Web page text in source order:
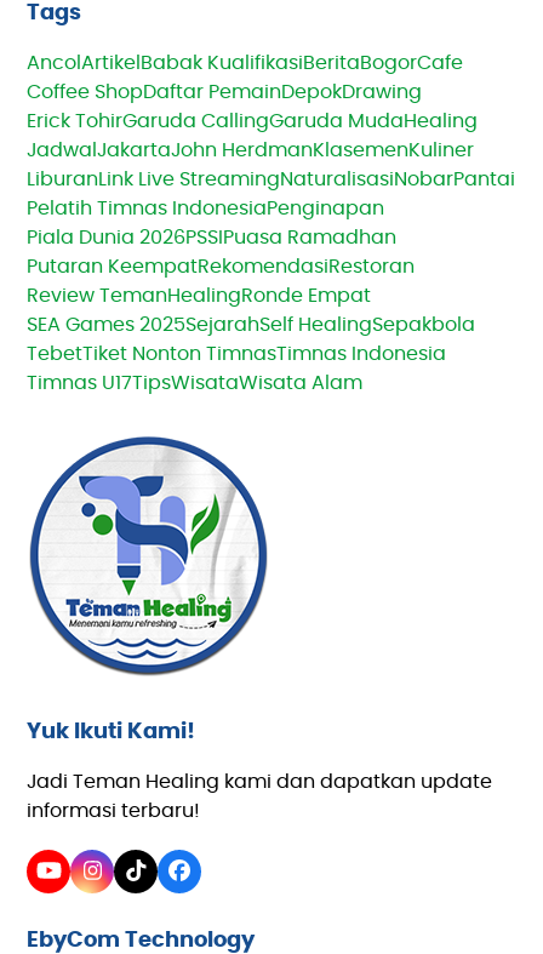
Tags
Ancol Artikel Babak KualifikasiBeritaBogorCafe
Coffee ShopDaftar PemainDepokDrawing
Erick TohirGaruda CallingGaruda MudaHealing
JadwalJakartaJohn HerdmanKlasemenKuliner
Liburan Link Live StreamingNaturalisasiNobarPantai
Pelatih Timnas IndonesiaPenginapan
Piala Dunia 2026PSSI Puasa Ramadhan
Putaran KeempatRekomendasiRestoran
Review TemanHealingRonde Empat
SEA Games 2025SejarahSelf HealingSepakbola
TebetTiket Nonton TimnasTimnas Indonesia
Timnas U17TipsWisataWisata Alam
Yuk Ikuti Kami!
Jadi Teman Healing kami dan dapatkan update
informasi terbaru!
YouTube
Instagram
TiktokFacebook
EbyCom Technology